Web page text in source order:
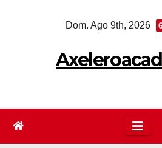
Dom. Ago 9th, 2026